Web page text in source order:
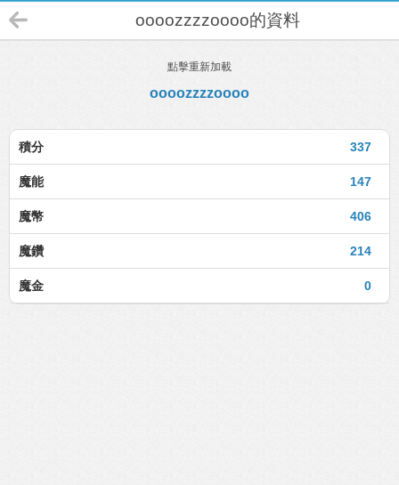
oooozzzzoooo的資料
點擊重新加載
oooozzzzoooo
337
積分
147
魔能
406
魔幣
214
魔鑽
0
魔金